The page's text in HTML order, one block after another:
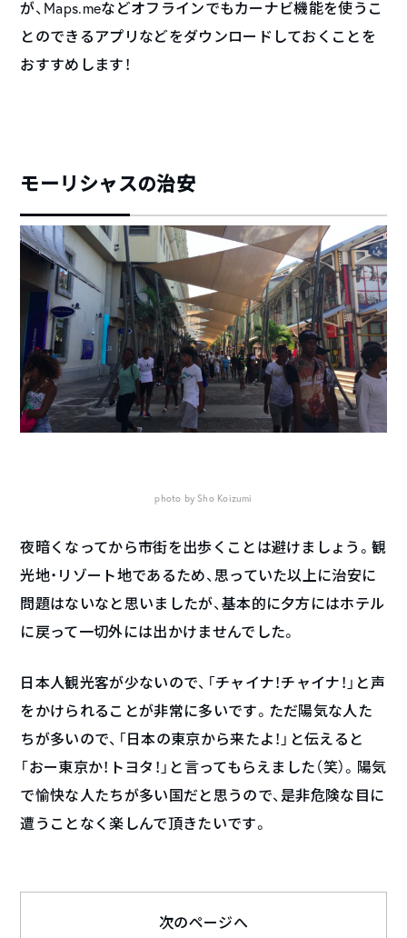
が、Maps.meなどオフラインでもカーナビ機能を使うこ
とのできるアプリなどをダウンロードしておくことを
おすすめします！
モーリシャスの治安
photo by Sho Koizumi
夜暗くなってから市街を出歩くことは避けましょう。観
光地・リゾート地であるため、思っていた以上に治安に
問題はないなと思いましたが、基本的に夕方にはホテル
に戻って一切外には出かけませんでした。
日本人観光客が少ないので、「チャイナ！チャイナ！」と声
をかけられることが非常に多いです。ただ陽気な人た
ちが多いので、「日本の東京から来たよ！」と伝えると
「おー東京か！トヨタ！」と言ってもらえました（笑）。陽気
で愉快な人たちが多い国だと思うので、是非危険な目に
遭うことなく楽しんで頂きたいです。
次のページへ